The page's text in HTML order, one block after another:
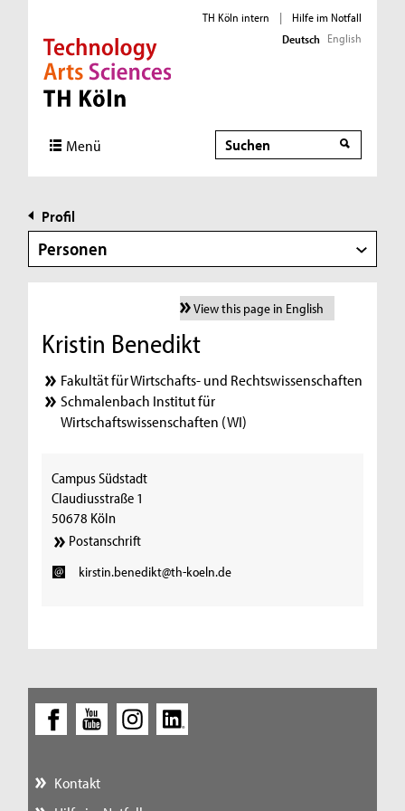
Direkt zur Hauptnavigation
Direkt zur Subnavigation
Direkt zum Inhalt
Direkt zum Fußbereich
TH Köln intern |
Hilfe im Notfall
Deutsch English
Menü Suche
Profil
Personen
View this page in English
Kristin Benedikt
Fakultät für Wirtschafts- und Rechtswissenschaften
Schmalenbach Institut für
Wirtschaftswissenschaften (WI)
Campus Südstadt
Claudiusstraße 1
50678 Köln
Postanschrift
kirstin.benedikt@th-koeln.de
Kontakt